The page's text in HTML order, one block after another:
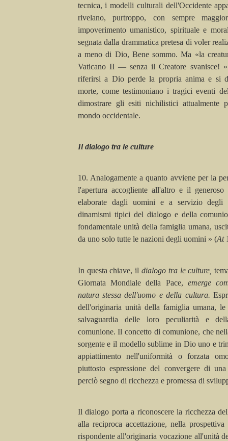
tecnica, i modelli culturali dell'Occidente
rivelano, purtroppo, con sempre
impoverimento umanistico, spirituale e
segnata dalla drammatica pretesa di voler
a meno di Dio, Bene sommo. Ma «la
Vaticano II — senza il Creatore svanisce!
riferirsi a Dio perde la propria anima e si
morte, come testimoniano i tragici eventi
dimostrare gli esitinichilistici attualmente
mondo occidentale.
Il dialogo tra le culture
10. Analogamente a quanto avviene per la
l'apertura accogliente all'altro e il
elaborate dagli uomini e a servizio degli
dinamismi tipici del dialogo e della
fondamentale unità della famiglia umana,
da uno solo tutte le nazioni degli uomini » (At
In questa chiave, il dialogo tra le culture,
Giornata Mondiale della Pace,emerge
natura stessa dell'uomo e della cultura.
dell'originaria unità della famiglia umana,
salvaguardia delle loro peculiarità e
comunione. Il concetto di comunione, che
sorgente e il modello sublime in Dio uno e
appiattimento nell'uniformità o forzata
piuttosto espressione del convergere di
perciò segno di ricchezza e promessa di
Il dialogo porta a riconoscere la ricchezza
alla reciproca accettazione, nella
rispondente all'originaria vocazione all'unità